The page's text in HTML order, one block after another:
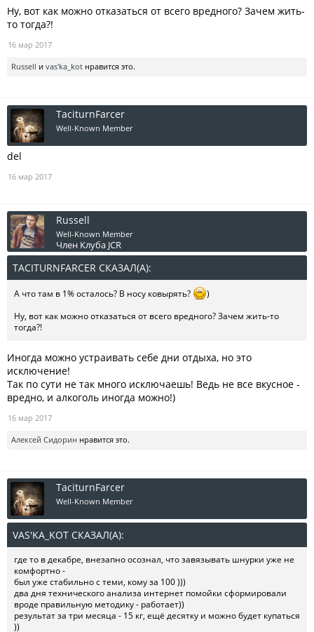
Ну, вот как можно отказаться от всего вредного? Зачем жить-
то тогда?!
16 мар 2017
Russell и vas'ka_kot нравится это.
TaciturnFarcer
Well-Known Member
del
16 мар 2017
Russell
Well-Known Member
Член Клуба JCR
TACITURNFARCER СКАЗАЛ(А):
А что там в 1% осталось? В носу ковырять?
)
Ну, вот как можно отказаться от всего вредного? Зачем жить-то
тогда?!
Иногда можно устраивать себе дни отдыха, но это
исключение!
Так по сути не так много исключаешь! Ведь не все вкусное -
вредно, и алкоголь иногда можно!)
16 мар 2017
Алексей Сидорин нравится это.
TaciturnFarcer
Well-Known Member
VAS'KA_KOT СКАЗАЛ(А):
где то в декабре, внезапно осознал, что завязывать шнурки уже не
комфортно -
был уже стабильно с теми, кому за 100 )))
два дня технического анализа интернет помойки сформировали
вроде правильную методику - работает))
результат за три месяца - 15 кг, ещё десятку и можно будет купаться
))